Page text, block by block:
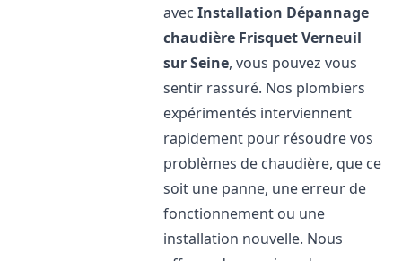
avecInstallation Dépannage
chaudière FrisquetVerneuil
sur Seine, vous pouvez vous
sentir rassuré. Nos plombiers
expérimentés interviennent
rapidement pour résoudre vos
problèmes de chaudière, que ce
soit une panne, une erreur de
fonctionnement ou une
installation nouvelle. Nous